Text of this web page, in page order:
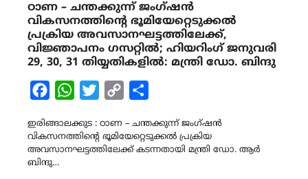
ഠാണ – ചന്തക്കുന്ന് ജംഗ്ഷന്‍
വികസനത്തിന്റെ ഭൂമിയേറ്റെടുക്കൽ
പ്രക്രിയ അവസാനഘട്ടത്തിലേക്ക്,
വിജ്ഞാപനം ഗസറ്റിൽ; ഹിയറിംഗ് ജനുവരി
29, 30, 31 തിയ്യതികളിൽ: മന്ത്രി ഡോ. ബിന്ദു
FacebookWhatsAppTwitterCopy
ഇരിങ്ങാലക്കുട : ഠാണ – ചന്തക്കുന്ന് ജംഗ്ഷന്‍
വികസനത്തിന്റെ ഭൂമിയേറ്റെടുക്കൽ പ്രക്രിയ
അവസാനഘട്ടത്തിലേക്ക് കടന്നതായി മന്ത്രി ഡോ. ആർ
ബിന്ദു…